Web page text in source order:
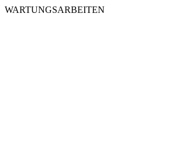
WARTUNGSARBEITEN